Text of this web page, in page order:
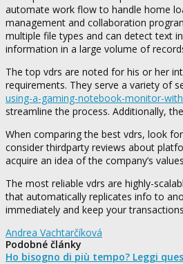
automate work flow to handle home
management and collaboration
multiple file types and can detect text
information in a large volume of
The top vdrs are noted for his or her
requirements. They serve a variety of
using-a-gaming-notebook-monitor-
streamline the process. Additionally,
When comparing the best vdrs, look
consider thirdparty reviews about
acquire an idea of the company’s
The most reliable vdrs are highly-
that automatically replicates info to
immediately and keep your
Andrea Vachtarčíková
Podobné články
Ho bisogno di più tempo? Leggi